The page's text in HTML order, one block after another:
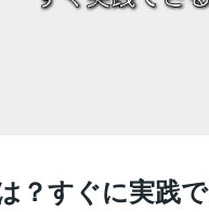
？すぐに実践